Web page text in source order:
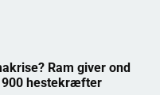
Ram giver ond
900 hestekræfter